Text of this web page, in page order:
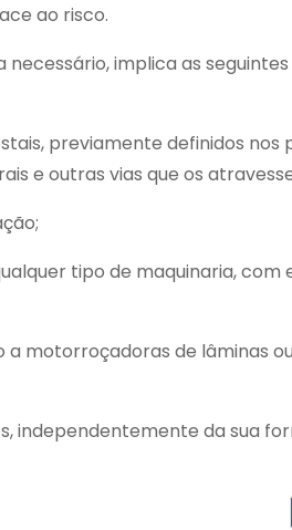
ao risco.
implica as
previamente definidos nos
e outras vias que os
tipo de maquinaria, com
motorroçadoras de lâminas
independentemente da sua